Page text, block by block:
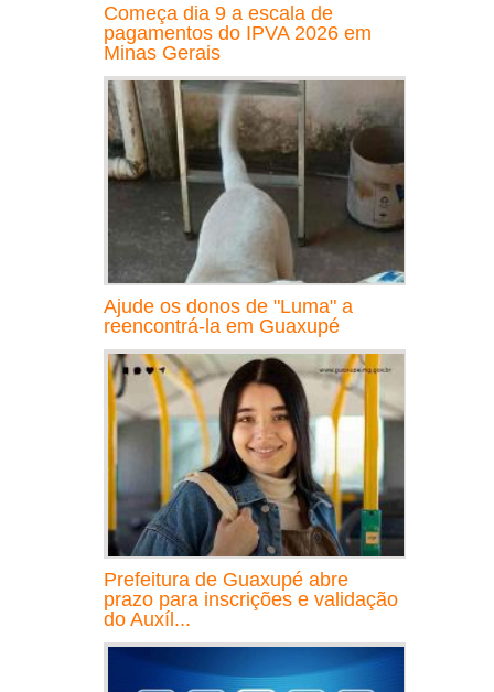
Começa dia 9 a escala de
pagamentos do IPVA 2026 em
Minas Gerais
Ajude os donos de "Luma" a
reencontrá-la em Guaxupé
Prefeitura de Guaxupé abre
prazo para inscrições e validação
do Auxíl...